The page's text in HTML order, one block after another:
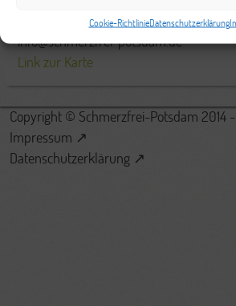
Cookie-RichtlinieDatenschutzerklärung
(0331) 8709765
info@schmerzfrei-potsdam.de
Link zur Karte
Copyright © Schmerzfrei-Potsdam 2014
Impressum ↗
Datenschutzerklärung ↗